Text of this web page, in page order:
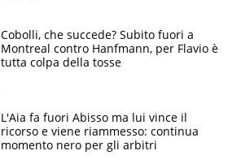
Cobolli, che succede? Subito fuori a
Montreal contro Hanfmann, per Flavio è
tutta colpa della tosse
L'Aia fa fuori Abisso ma lui vince il
ricorso e viene riammesso: continua
momento nero per gli arbitri